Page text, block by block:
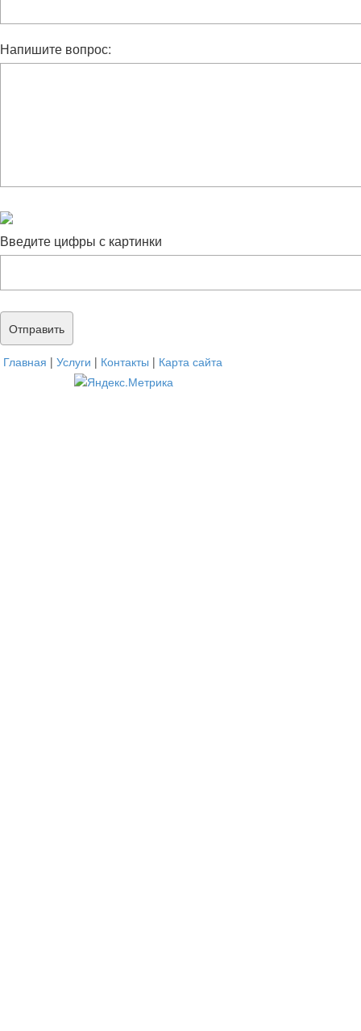
Напишите вопрос:
Введите цифры с картинки
Главная | Услуги | Контакты | Карта сайта